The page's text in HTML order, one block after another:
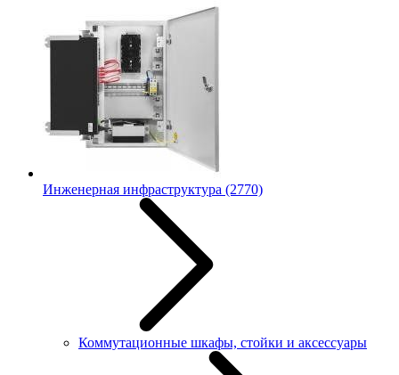
Инженерная инфраструктура (2770)
Коммутационные шкафы, стойки и аксессуары